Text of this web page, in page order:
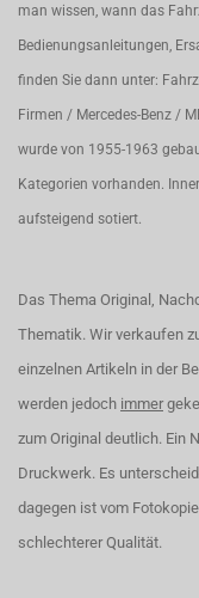
man wissen, wann das
Bedienungsanleitungen,
finden Sie dann unter:
Firmen / Mercedes-Benz /
wurde von 1955-1963
Kategorien vorhanden.
aufsteigend sotiert.
Das Thema Original,
Thematik. Wir verkaufen
einzelnen Artikeln in der
werden jedoch immer
zum Original deutlich. Ein
Druckwerk. Es
dagegen ist vom
schlechterer Qualität.